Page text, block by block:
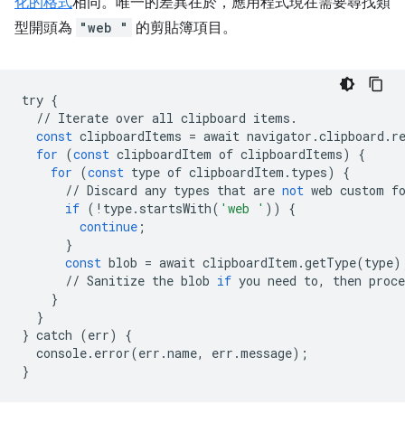
型開頭為 "web " 的剪貼簿項目。
try {
// Iterate over all clipboard items .
const clipboardItems = await navigator .clipboard .
for (const clipboardItem of clipboardItems)
{
for (const type of clipboardItem . types)
{
// Discard any types that are not web custom
if ( ! type. startsWith( 'web ' ))
{
continue ;
}
const blob = await clipboardItem .getType(type
// Sanitize the blob if you need to, then
}
}
} catch (err)
{
console. error(err .name, err .message);
}